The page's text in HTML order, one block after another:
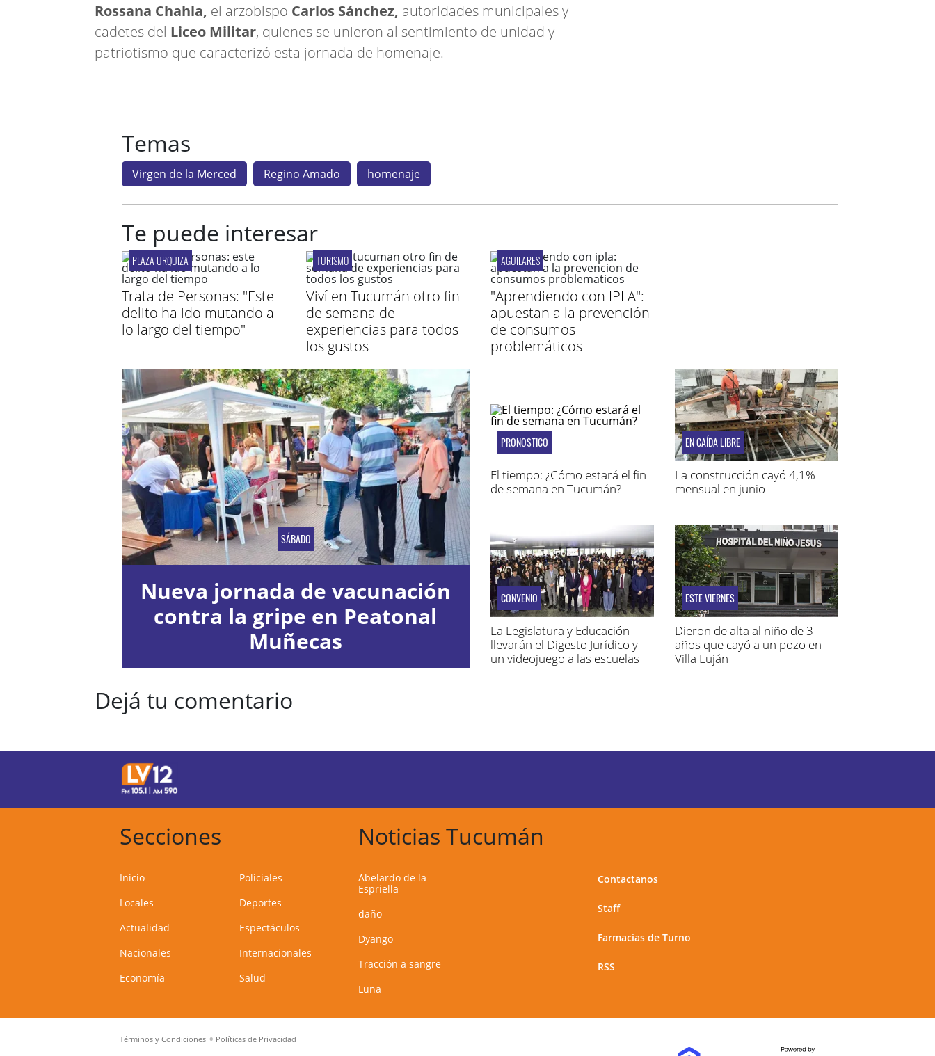
Rossana Chahla, el arzobispo Carlos Sánchez, autoridades municipales y
cadetes del Liceo Militar, quienes se unieron al sentimiento de unidad y
patriotismo que caracterizó esta jornada de homenaje.
Temas
Virgen de la Merced Regino Amado homenaje
Te puede interesar
PLAZA URQUIZA
Trata de Personas: "Este
delito ha ido mutando a
lo largo del tiempo"
TURISMO
Viví en Tucumán otro fin
de semana de
experiencias para todos
los gustos
AGUILARES
"Aprendiendo con IPLA":
apuestan a la prevención
de consumos
problemáticos
SÁBADO
Nueva jornada de vacunación
contra la gripe en Peatonal
Muñecas
PRONOSTICO
El tiempo: ¿Cómo estará el fin
de semana en Tucumán?
EN CAÍDA LIBRE
La construcción cayó 4,1%
mensual en junio
CONVENIO
La Legislatura y Educación
llevarán el Digesto Jurídico y
un videojuego a las escuelas
ESTE VIERNES
Dieron de alta al niño de 3
años que cayó a un pozo en
Villa Luján
Dejá tu comentario
Secciones
Inicio
Locales
Actualidad
Nacionales
Economía
Policiales
Deportes
Espectáculos
Internacionales
Salud
Noticias Tucumán
Abelardo de la
Espriella
daño
Dyango
Tracción a sangre
Luna
Contactanos
Staff
Farmacias de Turno
RSS
Términos y Condiciones Políticas de Privacidad